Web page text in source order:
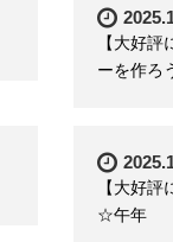
【大好
ーを作ろ
【大好
☆午年